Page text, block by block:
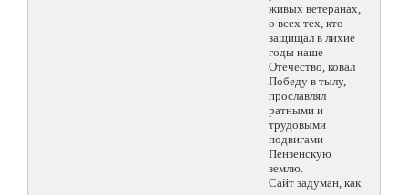
живых ветеранах,
о всех тех, кто
защищал в лихие
годы наше
Отечество, ковал
Победу в тылу,
прославлял
ратными и
трудовыми
подвигами
Пензенскую
землю.
Сайт задуман, как